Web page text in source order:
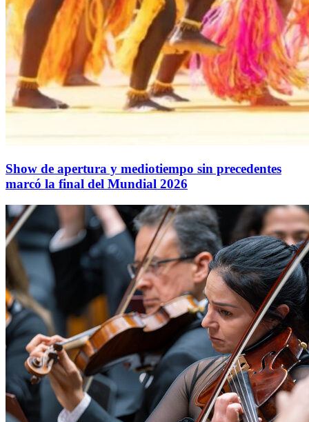
Show de apertura y mediotiempo sin precedentes
marcó la final del Mundial 2026